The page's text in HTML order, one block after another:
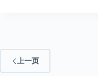
上一页